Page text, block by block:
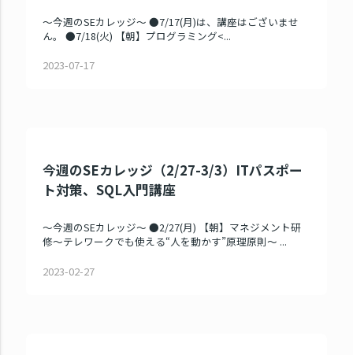
～今週のSEカレッジ～ ●7/17(月)は、講座はございませ
ん。 ●7/18(火) 【朝】プログラミング<...
2023-07-17
今週のSEカレッジ（2/27-3/3）ITパスポー
ト対策、SQL入門講座
～今週のSEカレッジ～ ●2/27(月) 【朝】マネジメント研
修～テレワークでも使える“人を動かす”原理原則～ ...
2023-02-27